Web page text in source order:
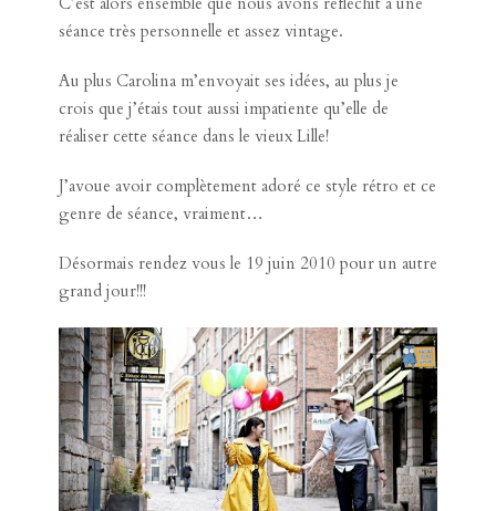
séance très personnelle et assez vintage.
Au plus Carolina m’envoyait ses idées, au plus je
crois que j’étais tout aussi impatiente qu’elle de
réaliser cette séance dans le vieux Lille!
J’avoue avoir complètement adoré ce style rétro et ce
genre de séance, vraiment…
Désormais rendez vous le 19 juin 2010 pour un autre
grand jour!!!